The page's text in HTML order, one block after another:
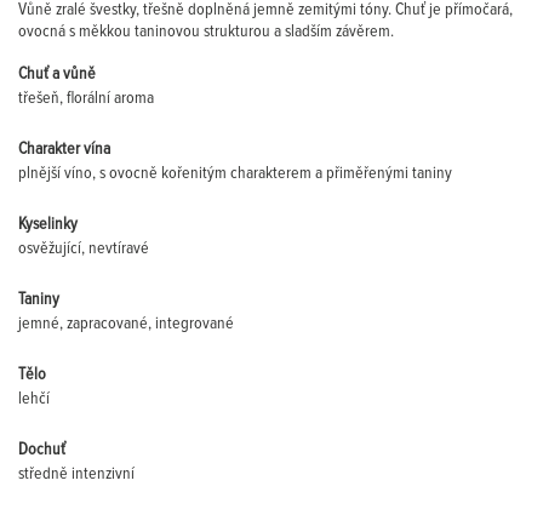
Vůně zralé švestky, třešně doplněná jemně zemitými tóny. Chuť je přímočará,
ovocná s měkkou taninovou strukturou a sladším závěrem.
Chuť a vůně
třešeň, florální aroma
Charakter vína
plnější víno, s ovocně kořenitým charakterem a přiměřenými taniny
Kyselinky
osvěžující, nevtíravé
Taniny
jemné, zapracované, integrované
Tělo
lehčí
Dochuť
středně intenzivní